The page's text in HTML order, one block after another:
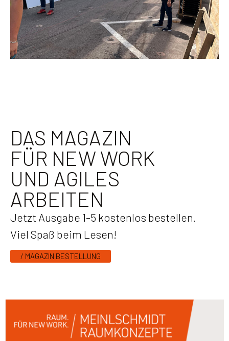
DAS MAGAZIN
FÜR NEW WORK
UND AGILES
ARBEITEN
Jetzt Ausgabe 1-5 kostenlos bestellen.
Viel Spaß beim Lesen!
/ MAGAZIN BESTELLUNG